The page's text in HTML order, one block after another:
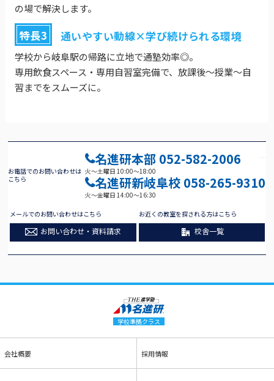
の場で解決します。
特長3 通いやすい動線×学び続けられる環境
学校から岐阜駅の帰路に立地で通塾効率◎。
専用飲食スペース・専用自習室完備で、放課後～授業～自
習までをスムーズに。
お電話でのお問い合わせは
こちら
名進研本部 052-582-2006
火～土曜日 10:00～18:00
名進研新岐阜校 058-265-9310
火～金曜日 14:00～16:30
メールでのお問い合わせはこちら
お問い合わせ・資料請求
お近くの教室を探される方はこちら
校舎一覧
学校準拠クラス
会社概要 採用情報